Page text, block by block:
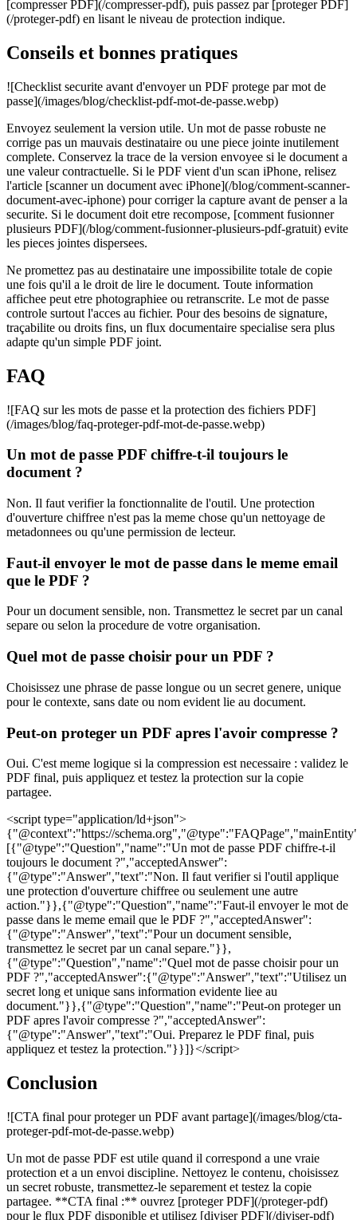
[compresser PDF](/compresser-pdf), puis passez par [proteger PDF]
(/proteger-pdf) en lisant le niveau de protection indique.
Conseils et bonnes pratiques
![Checklist securite avant d'envoyer un PDF protege par mot de
passe](/images/blog/checklist-pdf-mot-de-passe.webp)
Envoyez seulement la version utile. Un mot de passe robuste ne
corrige pas un mauvais destinataire ou une piece jointe inutilement
complete. Conservez la trace de la version envoyee si le document a
une valeur contractuelle. Si le PDF vient d'un scan iPhone, relisez
l'article [scanner un document avec iPhone](/blog/comment-scanner-
document-avec-iphone) pour corriger la capture avant de penser a la
securite. Si le document doit etre recompose, [comment fusionner
plusieurs PDF](/blog/comment-fusionner-plusieurs-pdf-gratuit) evite
les pieces jointes dispersees.
Ne promettez pas au destinataire une impossibilite totale de copie
une fois qu'il a le droit de lire le document. Toute information
affichee peut etre photographiee ou retranscrite. Le mot de passe
controle surtout l'acces au fichier. Pour des besoins de signature,
traçabilite ou droits fins, un flux documentaire specialise sera plus
adapte qu'un simple PDF joint.
FAQ
![FAQ sur les mots de passe et la protection des fichiers PDF]
(/images/blog/faq-proteger-pdf-mot-de-passe.webp)
Un mot de passe PDF chiffre-t-il toujours le
document ?
Non. Il faut verifier la fonctionnalite de l'outil. Une protection
d'ouverture chiffree n'est pas la meme chose qu'un nettoyage de
metadonnees ou qu'une permission de lecteur.
Faut-il envoyer le mot de passe dans le meme email
que le PDF ?
Pour un document sensible, non. Transmettez le secret par un canal
separe ou selon la procedure de votre organisation.
Quel mot de passe choisir pour un PDF ?
Choisissez une phrase de passe longue ou un secret genere, unique
pour le contexte, sans date ou nom evident lie au document.
Peut-on proteger un PDF apres l'avoir compresse ?
Oui. C'est meme logique si la compression est necessaire : validez le
PDF final, puis appliquez et testez la protection sur la copie
partagee.
<script type="application/ld+json">
{"@context":"https://
[{"@type":"Question","name":"Un mot de passe PDF chiffre-t-il
toujours le document ?","acceptedAnswer":
{"@type":"Answer","text":"Non. Il faut verifier si l'outil applique
une protection d'ouverture chiffree ou seulement une autre
action."}},{"@type":"Question","name":"Faut-il envoyer le mot de
passe dans le meme email que le PDF ?","acceptedAnswer":
{"@type":"Answer","text":"Pour un document sensible,
transmettez le secret par un canal separe."}},
{"@type":"Question","name":"Quel mot de passe choisir pour un
PDF ?","acceptedAnswer":{"@type":"Answer","text":"Utilisez un
secret long et unique sans information evidente liee au
document."}},{"@type":"Question","name":"Peut-on proteger un
PDF apres l'avoir compresse ?","acceptedAnswer":
{"@type":"Answer","text":"Oui. Preparez le PDF final, puis
appliquez et testez la protection."}}]}</script>
Conclusion
![CTA final pour proteger un PDF avant partage](/images/blog/cta-
proteger-pdf-mot-de-passe.webp)
Un mot de passe PDF est utile quand il correspond a une vraie
protection et a un envoi discipline. Nettoyez le contenu, choisissez
un secret robuste, transmettez-le separement et testez la copie
partagee. **CTA final :** ouvrez [proteger PDF](/proteger-pdf)
pour le flux PDF disponible et utilisez [diviser PDF](/diviser-pdf)